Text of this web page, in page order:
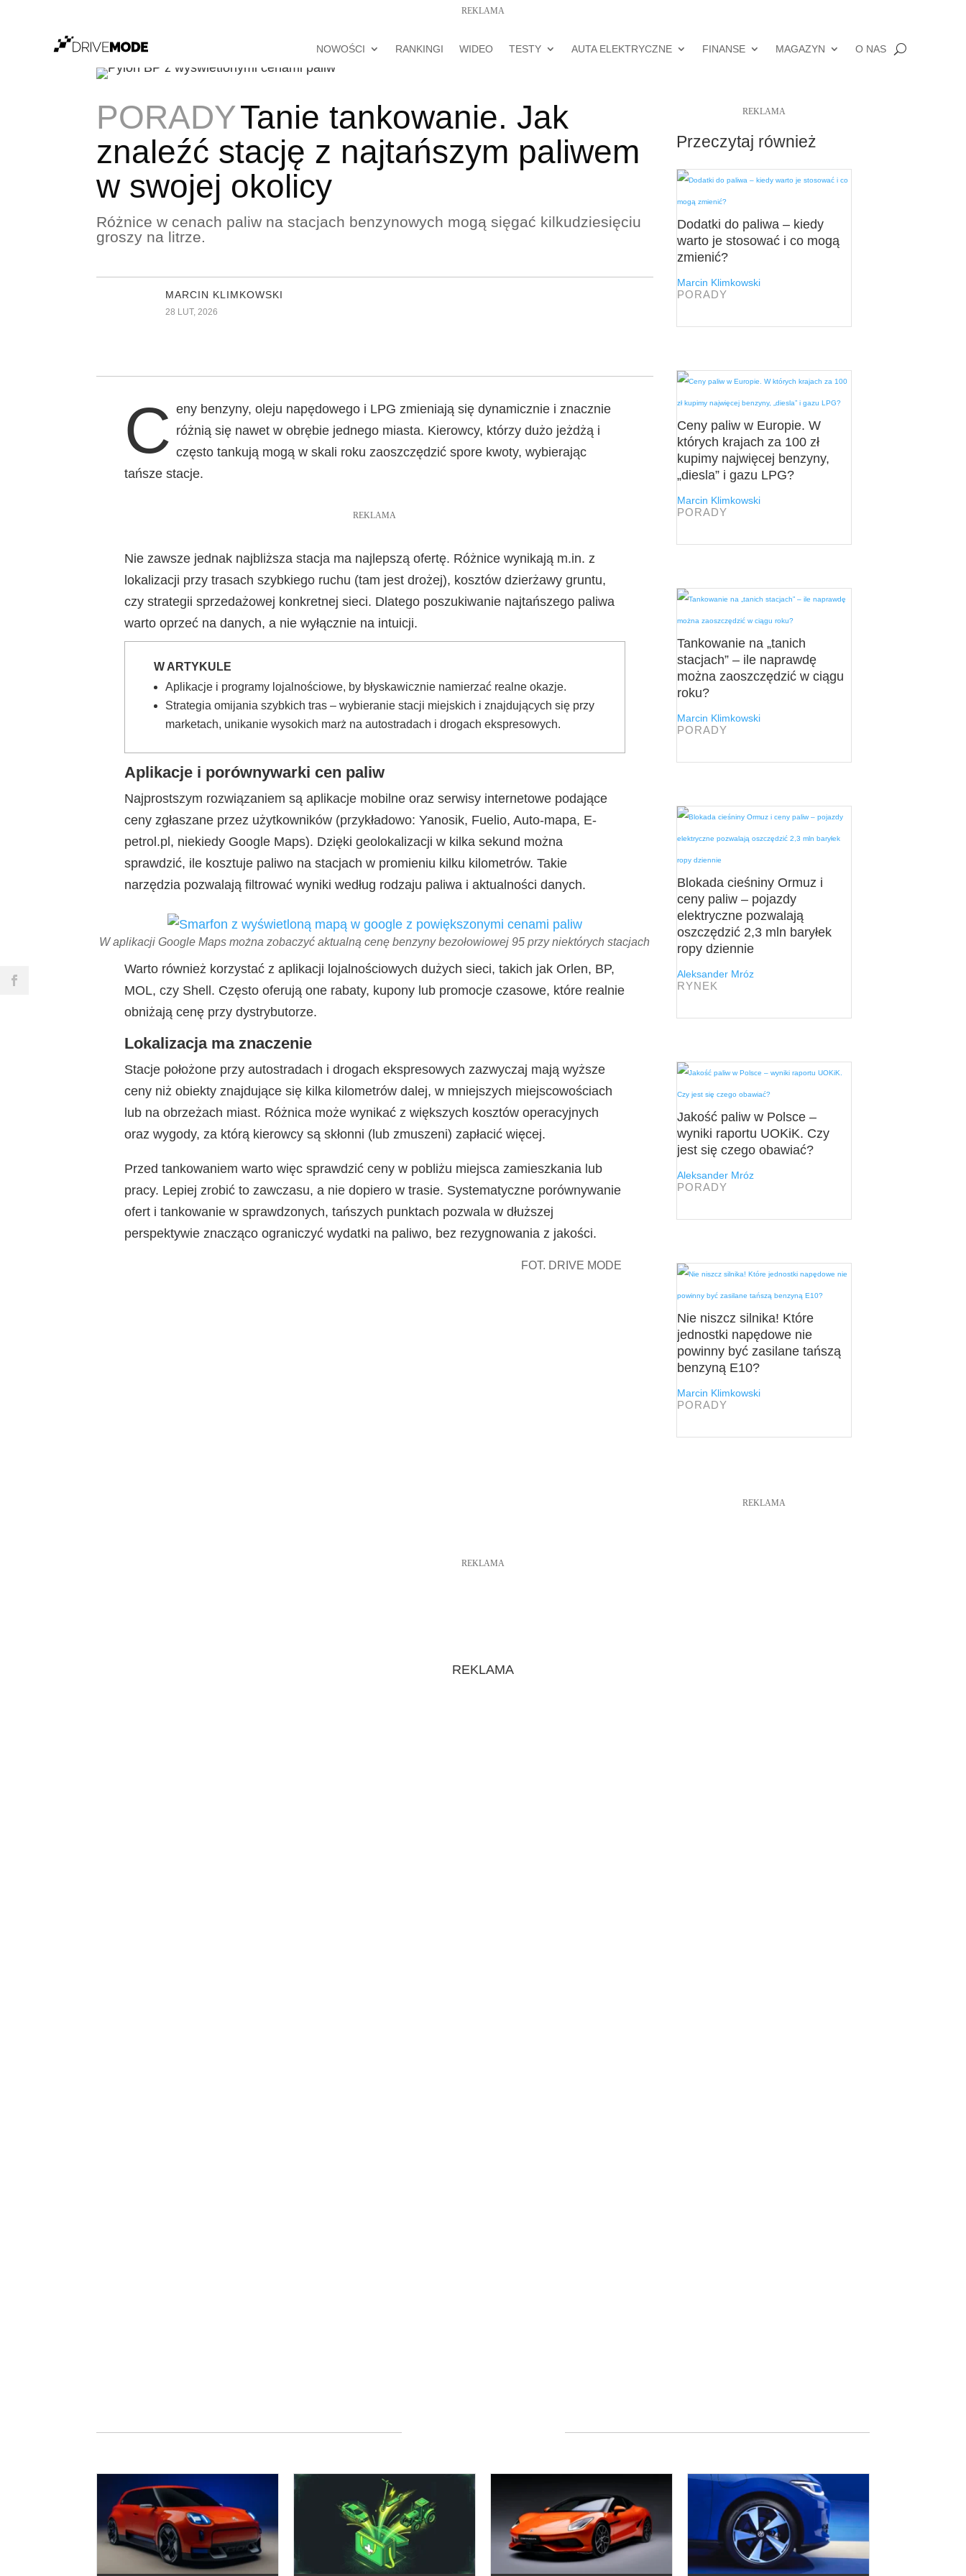
REKLAMA
NOWOŚCI RANKINGI WIDEO TESTY AUTA ELEKTRYCZNE FINANSE MAGAZYN O NAS
PORADYTanie tankowanie. Jak
znaleźć stację z najtańszym paliwem
w swojej okolicy
Różnice w cenach paliw na stacjach benzynowych mogą sięgać kilkudziesięciu
groszy na litrze.
MARCIN KLIMKOWSKI
28 LUT, 2026
C eny benzyny, oleju napędowego i LPG zmieniają się dynamicznie i znacznie
różnią się nawet w obrębie jednego miasta. Kierowcy, którzy dużo jeżdżą i
często tankują mogą w skali roku zaoszczędzić spore kwoty, wybierając
tańsze stacje.
REKLAMA
Nie zawsze jednak najbliższa stacja ma najlepszą ofertę. Różnice wynikają m.in. z
lokalizacji przy trasach szybkiego ruchu (tam jest drożej), kosztów dzierżawy gruntu,
czy strategii sprzedażowej konkretnej sieci. Dlatego poszukiwanie najtańszego paliwa
warto oprzeć na danych, a nie wyłącznie na intuicji.
W ARTYKULE
Aplikacje i programy lojalnościowe, by błyskawicznie namierzać realne okazje.
Strategia omijania szybkich tras – wybieranie stacji miejskich i znajdujących się przy
marketach, unikanie wysokich marż na autostradach i drogach ekspresowych.
Aplikacje i porównywarki cen paliw
Najprostszym rozwiązaniem są aplikacje mobilne oraz serwisy internetowe podające
ceny zgłaszane przez użytkowników (przykładowo: Yanosik, Fuelio, Auto-mapa, E-
petrol.pl, niekiedy Google Maps). Dzięki geolokalizacji w kilka sekund można
sprawdzić, ile kosztuje paliwo na stacjach w promieniu kilku kilometrów. Takie
narzędzia pozwalają filtrować wyniki według rodzaju paliwa i aktualności danych.
W aplikacji Google Maps można zobaczyć aktualną cenę benzyny bezołowiowej 95 przy niektórych stacjach
Warto również korzystać z aplikacji lojalnościowych dużych sieci, takich jak Orlen, BP,
MOL, czy Shell. Często oferują one rabaty, kupony lub promocje czasowe, które realnie
obniżają cenę przy dystrybutorze.
Lokalizacja ma znaczenie
Stacje położone przy autostradach i drogach ekspresowych zazwyczaj mają wyższe
ceny niż obiekty znajdujące się kilka kilometrów dalej, w mniejszych miejscowościach
lub na obrzeżach miast. Różnica może wynikać z większych kosztów operacyjnych
oraz wygody, za którą kierowcy są skłonni (lub zmuszeni) zapłacić więcej.
Przed tankowaniem warto więc sprawdzić ceny w pobliżu miejsca zamieszkania lub
pracy. Lepiej zrobić to zawczasu, a nie dopiero w trasie. Systematyczne porównywanie
ofert i tankowanie w sprawdzonych, tańszych punktach pozwala w dłuższej
perspektywie znacząco ograniczyć wydatki na paliwo, bez rezygnowania z jakości.
FOT. DRIVE MODE
REKLAMA
Przeczytaj również
Dodatki do paliwa – kiedy
warto je stosować i co mogą
zmienić?
Marcin Klimkowski
PORADY
Ceny paliw w Europie. W
których krajach za 100 zł
kupimy najwięcej benzyny,
„diesla” i gazu LPG?
Marcin Klimkowski
PORADY
Tankowanie na „tanich
stacjach” – ile naprawdę
można zaoszczędzić w ciągu
roku?
Marcin Klimkowski
PORADY
Blokada cieśniny Ormuz i
ceny paliw – pojazdy
elektryczne pozwalają
oszczędzić 2,3 mln baryłek
ropy dziennie
Aleksander Mróz
RYNEK
Jakość paliw w Polsce –
wyniki raportu UOKiK. Czy
jest się czego obawiać?
Aleksander Mróz
PORADY
Nie niszcz silnika! Które
jednostki napędowe nie
powinny być zasilane tańszą
benzyną E10?
Marcin Klimkowski
PORADY
REKLAMA
REKLAMA
REKLAMA